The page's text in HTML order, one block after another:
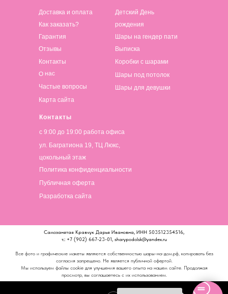
Доставка и оплата
Детский День
рождения
Контакты
Как заказать?
Гарантия
Отзывы
Контакты
О нас
Частые вопросы
Карта сайта
Шары на гендер пати
Выписка
Коробки с шарами
Шары под потолок
Шары для девушки
с 9:00 до 19:00 работа офиса
ул. Багратиона 19, ТЦ Люкс,
цокольный этаж
Политика конфиденциальности
Публичная оферта
Разработка сайта
Самозанятая Кравчук Дарья Ивановна, ИНН 503512354516,
т.: +7 (902) 667-23-01, sharypodolsk@yandex.ru
Все фото и графические макеты являются собственностью шары-на-дом.рф, копировать без
согласия запрещено. Не является публичной офертой.
Мы используем файлы cookie для улучшения вашего опыта на нашем сайте. Продолжая
просмотр, вы соглашаетесь с их использованием.